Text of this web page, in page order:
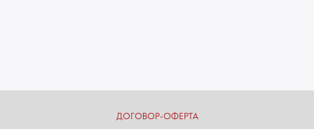
ДОГОВОР-ОФЕРТА